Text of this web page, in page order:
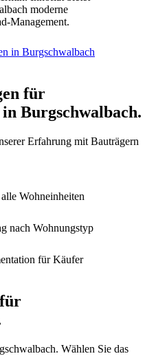
moderne
Management.
in Burgschwalbach
für
Burgschwalbach.
Erfahrung mit Bauträgern
Wohneinheiten
nach Wohnungstyp
für Käufer
Wählen Sie das